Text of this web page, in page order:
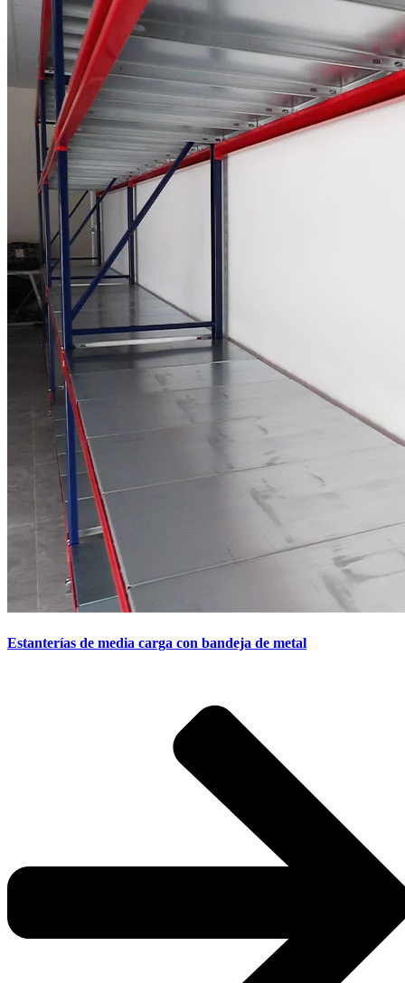
Estanterías de media carga con bandeja de metal